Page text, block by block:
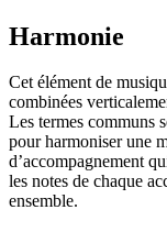
Harmonie
Cet élément de
combinées
Les termes communs
pour harmoniser une
d’accompagnement
les notes de chaque
ensemble.